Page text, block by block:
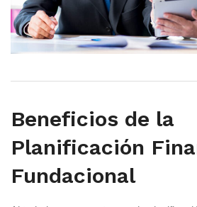
Beneficios de la
Planificación
Fundacional